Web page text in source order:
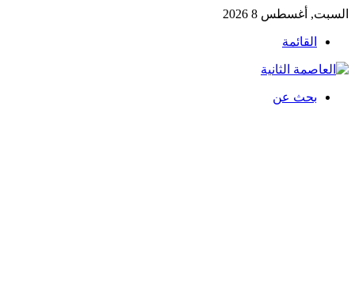
السبت, أغسطس 8 2026
القائمة
بحث عن